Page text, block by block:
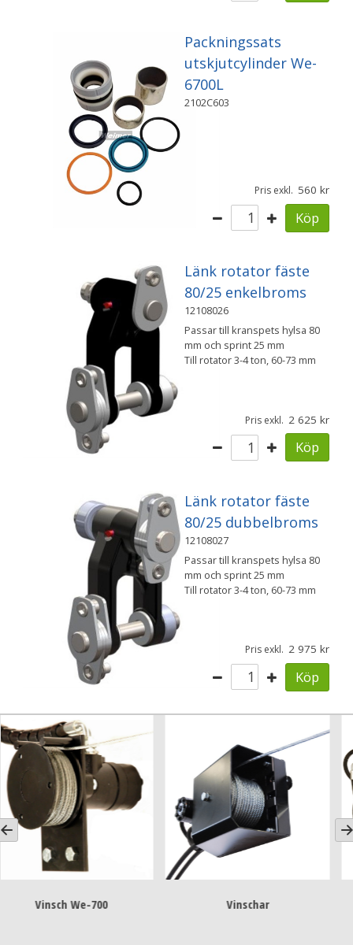
Packningssats
utskjutcylinder We-
6700L
2102C603
Pris exkl. 560
Köp
Länk rotator fäste
80/25 enkelbroms
12108026
Passar till kranspets hylsa 80
mm och sprint 25 mm
Till rotator 3-4 ton, 60-73 mm
Pris exkl. 2 625
Köp
Länk rotator fäste
80/25 dubbelbroms
12108027
Passar till kranspets hylsa 80
mm och sprint 25 mm
Till rotator 3-4 ton, 60-73 mm
Pris exkl. 2 975
Köp
Vinsch radiosatser